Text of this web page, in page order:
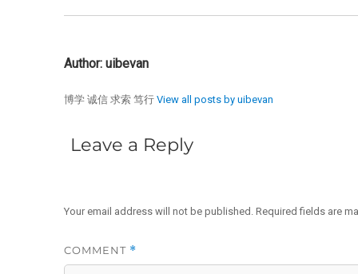
Author: uibevan
博学 诚信 求索 笃行View all posts by uibevan
Leave a Reply
Your email address will not be published. Required fields are
COMMENT *